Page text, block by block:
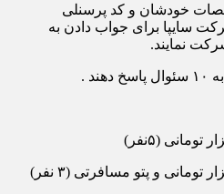
خودشان و کد پرسنلی
سایپا برای جواب دادن به
نمایند.